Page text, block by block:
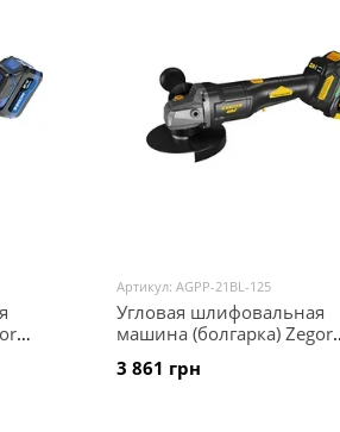
Артикул: AGPP-21BL-125
Угловая шлифовальная
машина (болгарка) Zegor
3 861 грн